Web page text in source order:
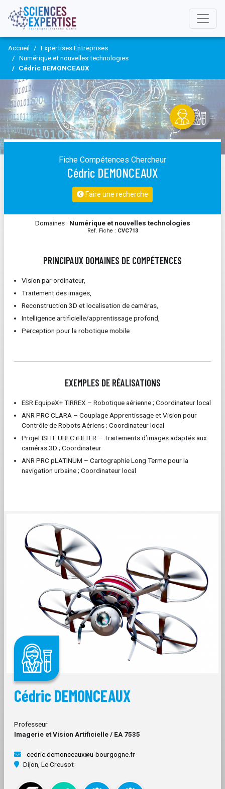
Accueil
Expertises Entreprises
Numérique et nouvelles technologies
Cédric DEMONCEAUX
Fiche Compétences Chercheur
Cédric DEMONCEAUX
Faire une recherche
Domaines : Numérique et nouvelles technologies
Ref. Fiche : CVC713
PRINCIPAUX DOMAINES DE COMPÉTENCES
Vision par ordinateur,
Traitement des images,
Reconstruction 3D et localisation de caméras,
Intelligence artificielle/apprentissage profond,
Perception pour la robotique mobile
EXEMPLES DE RÉALISATIONS
ESR EquipeX+ TIRREX – Robotique aérienne ; Coordinateur local
ANR PRC CLARA – Couplage Apprentissage et Vision pour
Contrôle de Robots Aériens ; Coordinateur local
Projet ISITE UBFC iFILTER – Traitements d’images adaptés aux
caméras 3D ; Coordinateur
ANR PRC pLATINUM – Cartographie Long Terme pour la
navigation urbaine ; Coordinateur local
Cédric DEMONCEAUX
Professeur
Imagerie et Vision Artificielle / EA 7535
cedric.demonceaux
u-bourgogne.fr
Dijon, Le Creusot